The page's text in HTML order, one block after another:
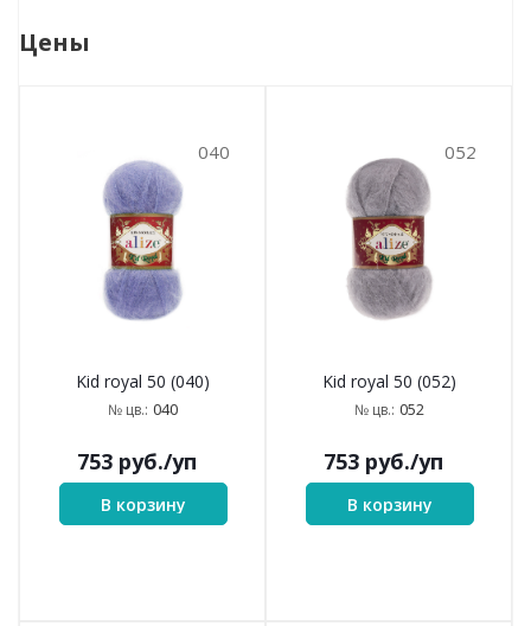
Цены
040
Kid royal 50 (040)
№ цв.: 040
753 руб./уп
В корзину
052
Kid royal 50 (052)
№ цв.: 052
753 руб./уп
В корзину